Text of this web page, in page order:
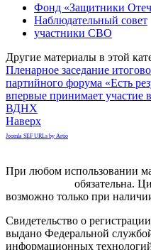
Фонд «Защитники
Наблюдательный совет
участники СВО
Другие материалы в этой
Пленарное заседание
партийного форума «Есть
впервые принимает участие
ВДНХ
Наверх
Joomla SEF URLs by Artio
При любом использовании
обязательна.
возможно только при
Свидетельство о
выдано Федеральной
информационных